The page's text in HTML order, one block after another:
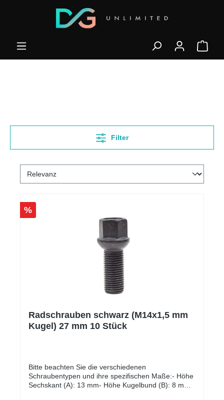
Filter
%
Radschrauben schwarz (M14x1,5 mm
Kugel) 27 mm 10 Stück
Bitte beachten Sie die verschiedenen
Schraubentypen und ihre spezifischen Maße:- Höhe
Sechskant (A): 13 mm- Höhe Kugelbund (B): 8 mm-